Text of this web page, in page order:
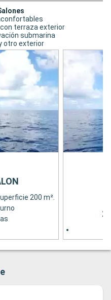
terraza exterior
submarina
otro exterior
200 m².